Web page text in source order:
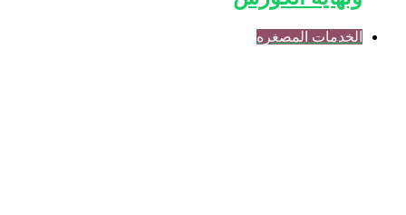
الخدمات المصغره